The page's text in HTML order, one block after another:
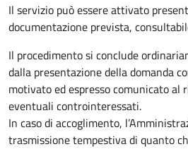
Il servizio può essere attivato
documentazione prevista,
Il procedimento si conclude
dalla presentazione della domanda
motivato ed espresso comunicato al
eventuali controinteressati.
In caso di accoglimento,
trasmissione tempestiva di quanto